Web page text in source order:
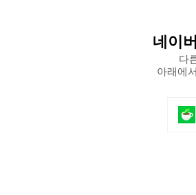
네이버
다
아래에